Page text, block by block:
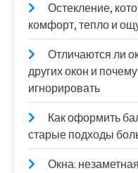
Остекление,
комфорт, тепло и
Отличаются ли
других окон и
игнорировать
Как оформить
старые подходы
Окна: